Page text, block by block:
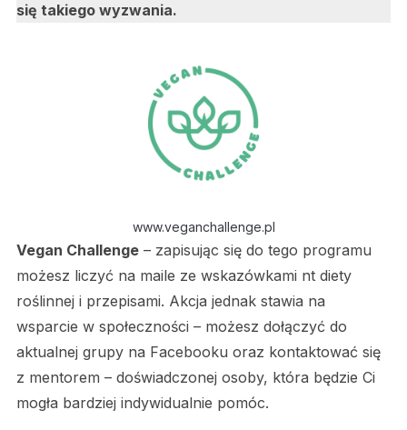
się takiego wyzwania.
www.veganchallenge.pl
Vegan Challenge– zapisując się do tego programu
możesz liczyć na maile ze wskazówkami nt diety
roślinnej i przepisami. Akcja jednak stawia na
wsparcie w społeczności – możesz dołączyć do
aktualnej grupy na Facebooku oraz kontaktować się
z mentorem – doświadczonej osoby, która będzie Ci
mogła bardziej indywidualnie pomóc.